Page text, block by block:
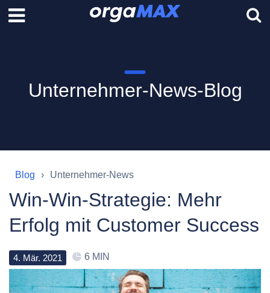
Unternehmer-News-Blog
Blog Unternehmer-News
Win-Win-Strategie: Mehr
Erfolg mit Customer Success
4. Mär. 2021 6 MIN